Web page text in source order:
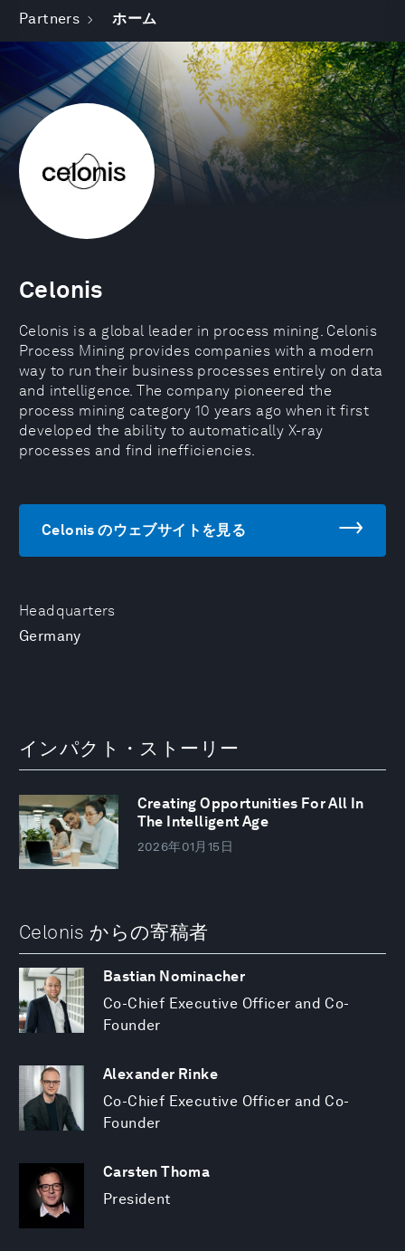
Partners ホーム
Headquarters
Germany
Celonis
Celonis is a global leader in process mining. Celonis
Process Mining provides companies with a modern
way to run their business processes entirely on data
and intelligence. The company pioneered the
process mining category 10 years ago when it first
developed the ability to automatically X-ray
processes and find inefficiencies.
Celonis のウェブサイトを見る
インパクト・ストーリー
Creating Opportunities For All In
The Intelligent Age
2026年01月15日
Celonis からの寄稿者
Bastian Nominacher
Co-Chief Executive Officer and Co-
Founder
Alexander Rinke
Co-Chief Executive Officer and Co-
Founder
Carsten Thoma
President